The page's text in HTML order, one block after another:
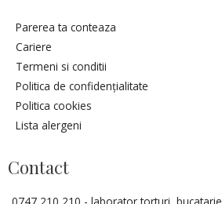
Parerea ta conteaza
Cariere
Termeni si conditii
Politica de confidențialitate
Politica cookies
Lista alergeni
Contact